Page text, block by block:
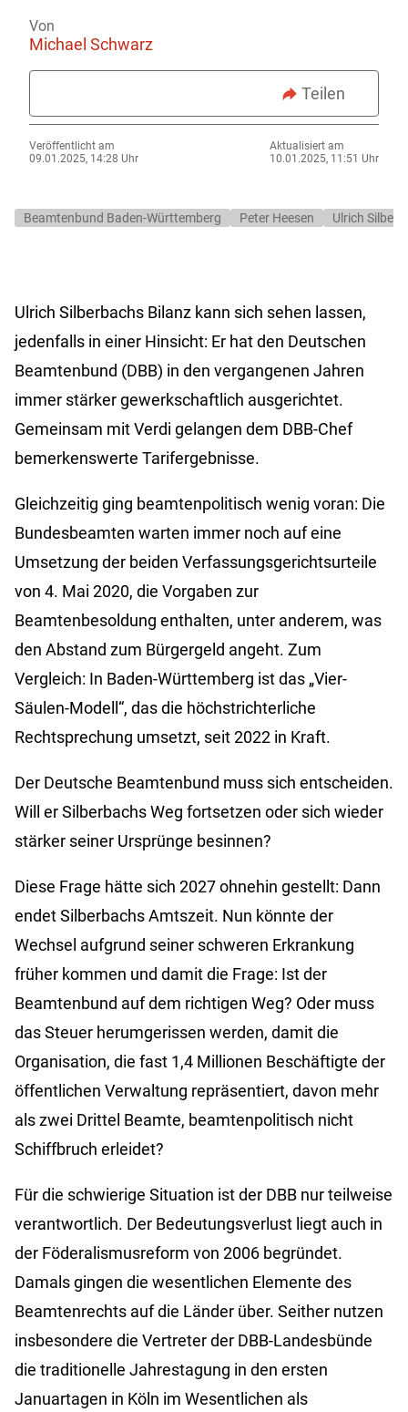
Von
Michael Schwarz
Teilen
Veröffentlicht am
09.01.2025, 14:28 Uhr
Aktualisiert am
10.01.2025, 11:51 Uhr
Beamtenbund Baden-Württemberg Peter Heesen Ulrich
Ulrich Silberbachs Bilanz kann sich sehen lassen,
jedenfalls in einer Hinsicht: Er hat den Deutschen
Beamtenbund (DBB) in den vergangenen Jahren
immer stärker gewerkschaftlich ausgerichtet.
Gemeinsam mit Verdi gelangen dem DBB-Chef
bemerkenswerte Tarifergebnisse.
Gleichzeitig ging beamtenpolitisch wenig voran: Die
Bundesbeamten warten immer noch auf eine
Umsetzung der beiden Verfassungsgerichtsurteile
von 4. Mai 2020, die Vorgaben zur
Beamtenbesoldung enthalten, unter anderem, was
den Abstand zum Bürgergeld angeht. Zum
Vergleich: In Baden-Württemberg ist das „Vier-
Säulen-Modell“, das die höchstrichterliche
Rechtsprechung umsetzt, seit 2022 in Kraft.
Der Deutsche Beamtenbund muss sich entscheiden.
Will er Silberbachs Weg fortsetzen oder sich wieder
stärker seiner Ursprünge besinnen?
Diese Frage hätte sich 2027 ohnehin gestellt: Dann
endet Silberbachs Amtszeit. Nun könnte der
Wechsel aufgrund seiner schweren Erkrankung
früher kommen und damit die Frage: Ist der
Beamtenbund auf dem richtigen Weg? Oder muss
das Steuer herumgerissen werden, damit die
Organisation, die fast 1,4 Millionen Beschäftigte der
öffentlichen Verwaltung repräsentiert, davon mehr
als zwei Drittel Beamte, beamtenpolitisch nicht
Schiffbruch erleidet?
Für die schwierige Situation ist der DBB nur teilweise
verantwortlich. Der Bedeutungsverlust liegt auch in
der Föderalismusreform von 2006 begründet.
Damals gingen die wesentlichen Elemente des
Beamtenrechts auf die Länder über. Seither nutzen
insbesondere die Vertreter der DBB-Landesbünde
die traditionelle Jahrestagung in den ersten
Januartagen in Köln im Wesentlichen als